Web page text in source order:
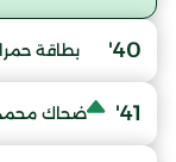
40' بطاقة
41' ضحاك